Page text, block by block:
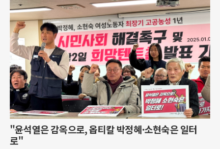
"윤석열은 감옥으로, 옵티칼 박정혜·소현숙은 일터
로"